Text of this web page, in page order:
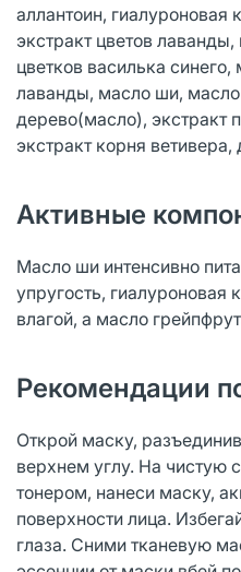
аллантоин, гиалуроновая
экстракт цветов
цветков василька
лаванды, масло ши,
дерево(масло), экстракт
экстракт корня
Активные
Масло ши интенсивно
упругость, гиалуроновая
влагой, а масло
Рекомендации
Открой маску,
верхнем углу. На чистую
тонером, нанеси маску,
поверхности лица.
глаза. Сними тканевую